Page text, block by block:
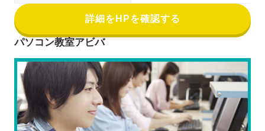
詳細をHPを確認する
パソコン教室アビバ